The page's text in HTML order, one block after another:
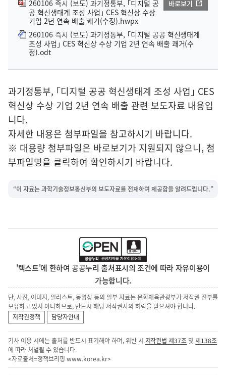
260106 즉시 (보도) 과기정통부, ｢디지털 공
공 혁신생태계 조성 사업｣ CES 혁신상 수상
기업 2년 연속 배출 쾌거(수정).hwpx
바로보기
260106 즉시 (보도) 과기정통부, ｢디지털 공공 혁신생태계
조성 사업｣ CES 혁신상 수상 기업 2년 연속 배출 쾌거(수
정).odt
과기정통부, ｢디지털 공공 혁신생태계 조성 사업｣ CES
혁신상 수상 기업 2년 연속 배출 관련 보도자료 내용입
니다.
자세한 내용은 첨부파일을 참고하시기 바랍니다.
※ 대용량 첨부파일은 바로보기가 지원되지 않으니, 첨
부파일명을 클릭하여 확인하시기 바랍니다.
“이 자료는 과학기술정보통신부의 보도자료를 전재하여 제공함을 알려드립니다.”
'텍스트'에 한하여 공공누리 출처표시의 조건에 따라 자유이용이
가능합니다.
단, 사진, 이미지, 일러스트, 동영상 등의 일부 자료는 문화체육관광부가 저작권 전부를
보유하고 있지 아니하므로, 반드시 해당 저작권자의 허락을 받으셔야 합니다.
저작권정책
담당자안내
기사 이용 시에는 출처를 반드시 표기해야 하며, 위반 시 저작권법 제37조 및제138조
에 따라 처벌될 수 있습니다.
<자료출처=정책브리핑 www.korea.kr>